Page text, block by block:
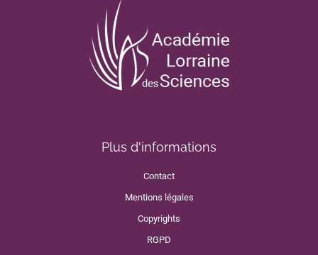
Plus d'informations
Contact
Mentions légales
Copyrights
RGPD